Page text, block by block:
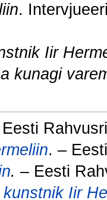
.
Iir
kunagi
. –
. – Eesti
kunstnik Iir